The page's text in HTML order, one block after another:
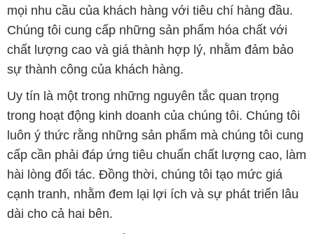
mọi nhu cầu của khách hàng với tiêu chí hàng đầu.
Chúng tôi cung cấp những sản phẩm hóa chất với
chất lượng cao và giá thành hợp lý, nhằm đảm bảo
sự thành công của khách hàng.
Uy tín là một trong những nguyên tắc quan trọng
trong hoạt động kinh doanh của chúng tôi. Chúng tôi
luôn ý thức rằng những sản phẩm mà chúng tôi cung
cấp cần phải đáp ứng tiêu chuẩn chất lượng cao, làm
hài lòng đối tác. Đồng thời, chúng tôi tạo mức giá
cạnh tranh, nhằm đem lại lợi ích và sự phát triển lâu
dài cho cả hai bên.